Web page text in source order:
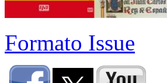
Formato Issue